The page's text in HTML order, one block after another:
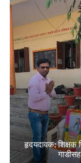
हृदयदावक: शिक्षक